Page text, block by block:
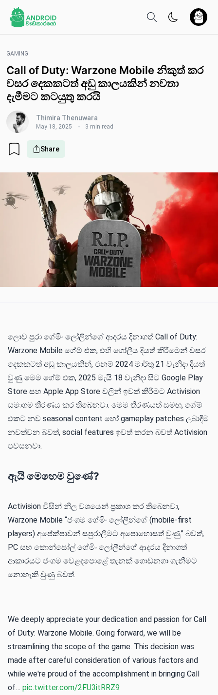
GAMING
Call of Duty: Warzone Mobile නිකුත් ක​ර
වසර දෙකකට​ත් අඩු කාලයකින් නවතා
දැමීමට කටයුතු කර​යි
Thimira Thenuwara
May 18, 2025 3 min read
Share
ලොව පුරා ගේමිං ලෝලීන්ගේ ආදරය දිනාගත් Call of Duty:
Warzone Mobile ගේම් එක, එහි ගෝලීය දියත් කිරීමෙන් වසර
දෙකකට​ත් අඩු කාලයකින්, එනම් 2024 මාර්තු 21 වැනිදා දියත්
වුණු මෙම ගේම් එක, 2025 මැයි 18 වැනිදා සිට Google Play
Store සහ Apple App Store වලින් ඉවත් කිරීමට Activision
සමාගම තීරණය කර තිබෙනවා. මෙම තීරණයත් සමඟ, ගේම්
එකට නව seasonal content හෝ gameplay patches ලබාදීම
නවත්වන බවත්, social features ඉවත් කරන බවත් Activision
පවසනවා.
ඇයි මෙහෙම වුණේ?
Activision විසින් නිල වශයෙන් ප්‍රකාශ කර තිබෙනවා,
Warzone Mobile “ජංගම ගේමිං ලෝලීන්ගේ (mobile-first
players) අපේක්ෂාවන් සපුරාලීමට අපොහොසත් වුණු” බවත්,
PC සහ කොන්සෝල් ගේමිං ලෝලීන්ගේ ආදරය දිනාගත්
ආකාරයට ජංගම වෙළඳපොළේ තැනක් ගොඩනගා ගැනීමට
නොහැකි වුණු බවත්.
We deeply appreciate your dedication and passion for Call
of Duty: Warzone Mobile. Going forward, we will be
streamlining the scope of the game. This decision was
made after careful consideration of various factors and
while we're proud of the accomplishment in bringing Call
of… pic.twitter.com/2FU3itRRZ9